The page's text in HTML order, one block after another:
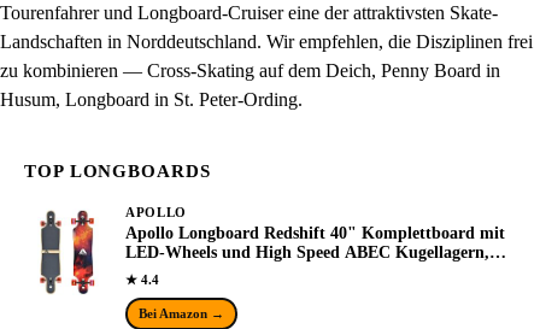
Tourenfahrer und Longboard-Cruiser eine der attraktivsten Skate-
Landschaften in Norddeutschland. Wir empfehlen, die Disziplinen frei
zu kombinieren — Cross-Skating auf dem Deich, Penny Board in
Husum, Longboard in St. Peter-Ording.
TOP LONGBOARDS
APOLLO
Apollo Longboard Redshift 40" Komplettboard mit
LED-Wheels und High Speed ABEC Kugellagern,
Drop Through Freeride Skaten Cruiser Board
★ 4.4
Bei Amazon →